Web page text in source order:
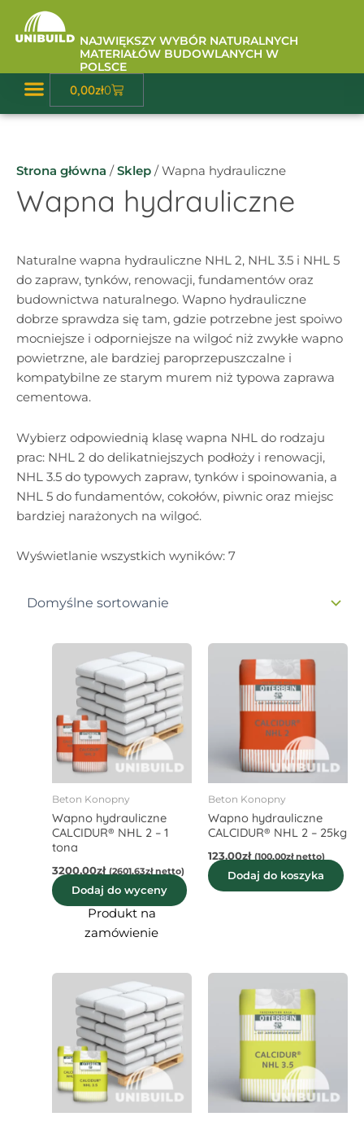
Przejdź
NAJWIĘKSZY WYBÓR NATURALNYCH
MATERIAŁÓW BUDOWLANYCH W
POLSCE
0,00zł0
Wózek
Strona główna /Sklep / Wapna hydrauliczne
Wapna hydrauliczne
Naturalne wapna hydrauliczne NHL 2, NHL 3.5 i NHL 5
do zapraw, tynków, renowacji, fundamentów oraz
budownictwa naturalnego. Wapno hydrauliczne
dobrze sprawdza się tam, gdzie potrzebne jest spoiwo
mocniejsze i odporniejsze na wilgoć niż zwykłe wapno
powietrzne, ale bardziej paroprzepuszczalne i
kompatybilne ze starym murem niż typowa zaprawa
cementowa.
Wybierz odpowiednią klasę wapna NHL do rodzaju
prac: NHL 2 do delikatniejszych podłoży i renowacji,
NHL 3.5 do typowych zapraw, tynków i spoinowania, a
NHL 5 do fundamentów, cokołów, piwnic oraz miejsc
bardziej narażonych na wilgoć.
Wyświetlanie wszystkich wyników: 7
Beton Konopny
Wapno hydrauliczne
CALCIDUR® NHL 2 – 1
tona
3200,00zł (2601,63złnetto)
Dodaj do wyceny
Produkt na
zamówienie
Beton Konopny
Wapno hydrauliczne
CALCIDUR® NHL 2 – 25kg
123,00zł (100,00złnetto)
Dodaj do koszyka